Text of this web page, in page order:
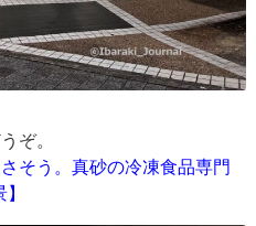
ぞ。
そう。真砂の冷凍食品専門